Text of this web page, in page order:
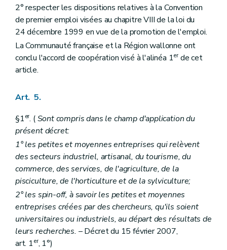
2° respecter les dispositions relatives à la Convention
de premier emploi visées au chapitre VIII de la loi du
24 décembre 1999 en vue de la promotion de l'emploi.
La Communauté française et la Région wallonne ont
conclu l'accord de coopération visé à l'alinéa 1erde cet
article.
Art. 5.
§1er. (Sont compris dans le champ d'application du
présent décret:
1° les petites et moyennes entreprises qui relèvent
des secteurs industriel, artisanal, du tourisme, du
commerce, des services, de l'agriculture, de la
pisciculture, de l'horticulture et de la sylviculture;
2° les spin-off, à savoir les petites et moyennes
entreprises créées par des chercheurs, qu'ils soient
universitaires ou industriels, au départ des résultats de
leurs recherches. – Décret du 15 février 2007,
art. 1er, 1°)